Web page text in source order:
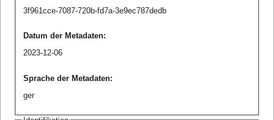
3f961cce-7087-720b-fd7a-3e9ec787dedb
Datum der Metadaten:
2023-12-06
Sprache der Metadaten:
ger